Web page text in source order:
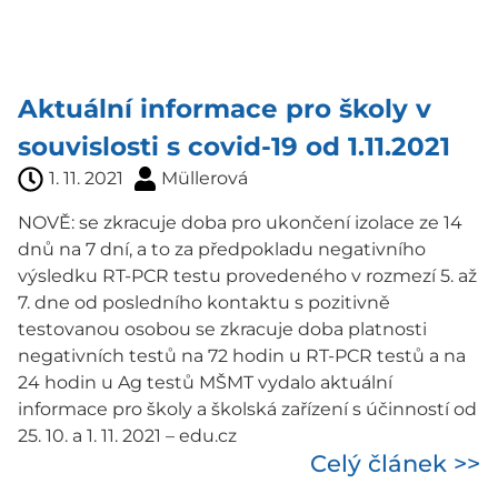
Aktuální informace pro školy v
souvislosti s covid-19 od 1.11.2021
1. 11. 2021 Müllerová
NOVĚ: se zkracuje doba pro ukončení izolace ze 14
dnů na 7 dní, a to za předpokladu negativního
výsledku RT-PCR testu provedeného v rozmezí 5. až
7. dne od posledního kontaktu s pozitivně
testovanou osobou se zkracuje doba platnosti
negativních testů na 72 hodin u RT-PCR testů a na
24 hodin u Ag testů MŠMT vydalo aktuální
informace pro školy a školská zařízení s účinností od
25. 10. a 1. 11. 2021 – edu.cz
Celý článek >>